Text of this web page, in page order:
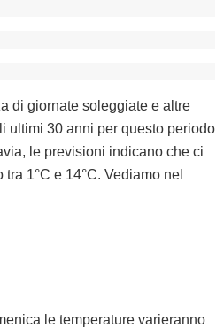
di giornate soleggiate e altre
ultimi 30 anni per questo periodo
le previsioni indicano che ci
1°C e 14°C. Vediamo nel
le temperature varieranno